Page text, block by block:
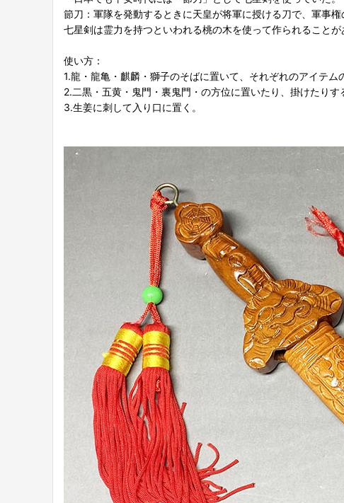
節刀：軍隊を発動するときに天皇が将軍に授ける刀で、軍事権
七星剣は霊力を持つといわれる桃の木を使って作られることが
使い方：
1.龍・龍亀・麒麟・獅子のそばに置いて、それぞれのアイテム
2.二黒・五黄・鬼門・裏鬼門・の方位に置いたり、掛けたりす
3.生姜に刺して入り口に置く。